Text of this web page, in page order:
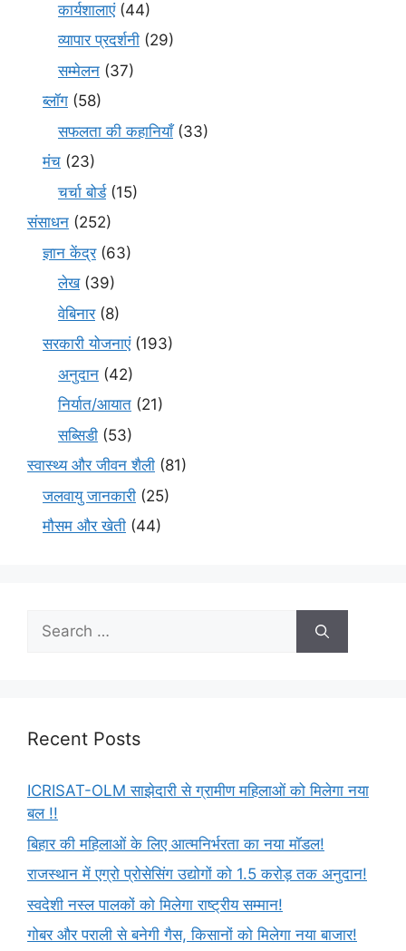
कार्यशालाएं(44)
व्यापार प्रदर्शनी (29)
सम्मेलन (37)
ब्लॉग (58)
सफलता की कहानियाँ(33)
मंच (23)
चर्चा बोर्ड(15)
संसाधन (252)
ज्ञान केंद्र(63)
लेख(39)
वेबिनार(8)
सरकारी योजनाएं(193)
अनुदान (42)
निर्यात/आयात (21)
सब्सिडी (53)
स्वास्थ्य और जीवन शैली (81)
जलवायु जानकारी (25)
मौसम और खेती (44)
Recent Posts
ICRISAT-OLM साझेदारी से ग्रामीण महिलाओं को मिलेगा नया
बल !!
बिहार की महिलाओं के लिए आत्मनिर्भरता का नया मॉडल!
राजस्थान में एग्रो प्रोसेसिंग उद्योगों को 1.5 करोड़ तक अनुदान!
स्वदेशी नस्ल पालकों को मिलेगा राष्ट्रीय सम्मान!
गोबर और पराली से बनेगी गैस, किसानों को मिलेगा नया बाजार!